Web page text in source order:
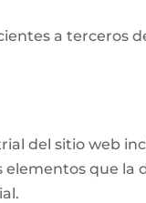
a terceros
del sitio web
que